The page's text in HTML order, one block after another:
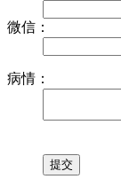
微信：
病情：